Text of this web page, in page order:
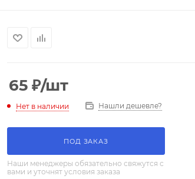
65 ₽/шт
Нет в наличии Нашли дешевле?
ПОД ЗАКАЗ
Наши менеджеры обязательно свяжутся с
вами и уточнят условия заказа